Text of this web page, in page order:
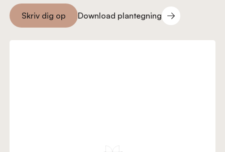
Skriv dig op
Skriv dig op
Download plantegning
Download plantegning